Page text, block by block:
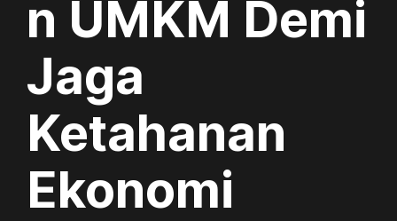
n UMKM Demi
Jaga
Ketahanan
Ekonomi